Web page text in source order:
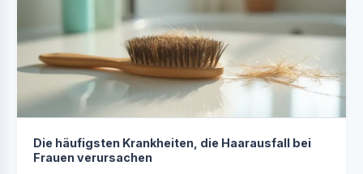
Die häufigsten Krankheiten, die Haarausfall bei
Frauen verursachen